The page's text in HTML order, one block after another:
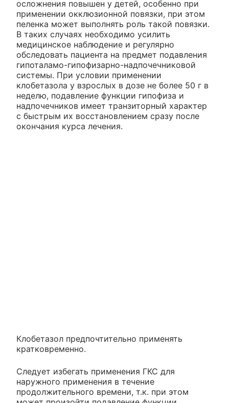
осложнения повышен у детей, особенно при
применении окклюзионной повязки, при этом
пеленка может выполнять роль такой повязки.
В таких случаях необходимо усилить
медицинское наблюдение и регулярно
обследовать пациента на предмет подавления
гипоталамо-гипофизарно-надпочечниковой
системы. При условии применении
клобетазола у взрослых в дозе не более 50 г в
неделю, подавление функции гипофиза и
надпочечников имеет транзиторный характер
с быстрым их восстановлением сразу после
окончания курса лечения.
Клобетазол предпочтительно применять
кратковременно.
Следует избегать применения ГКС для
наружного применения в течение
продолжительного времени, т.к. при этом